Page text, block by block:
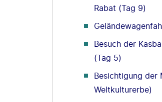
Rabat (Tag 9)
Besuch der
(Tag 5)
Besichtigung der
Weltkulturerbe)